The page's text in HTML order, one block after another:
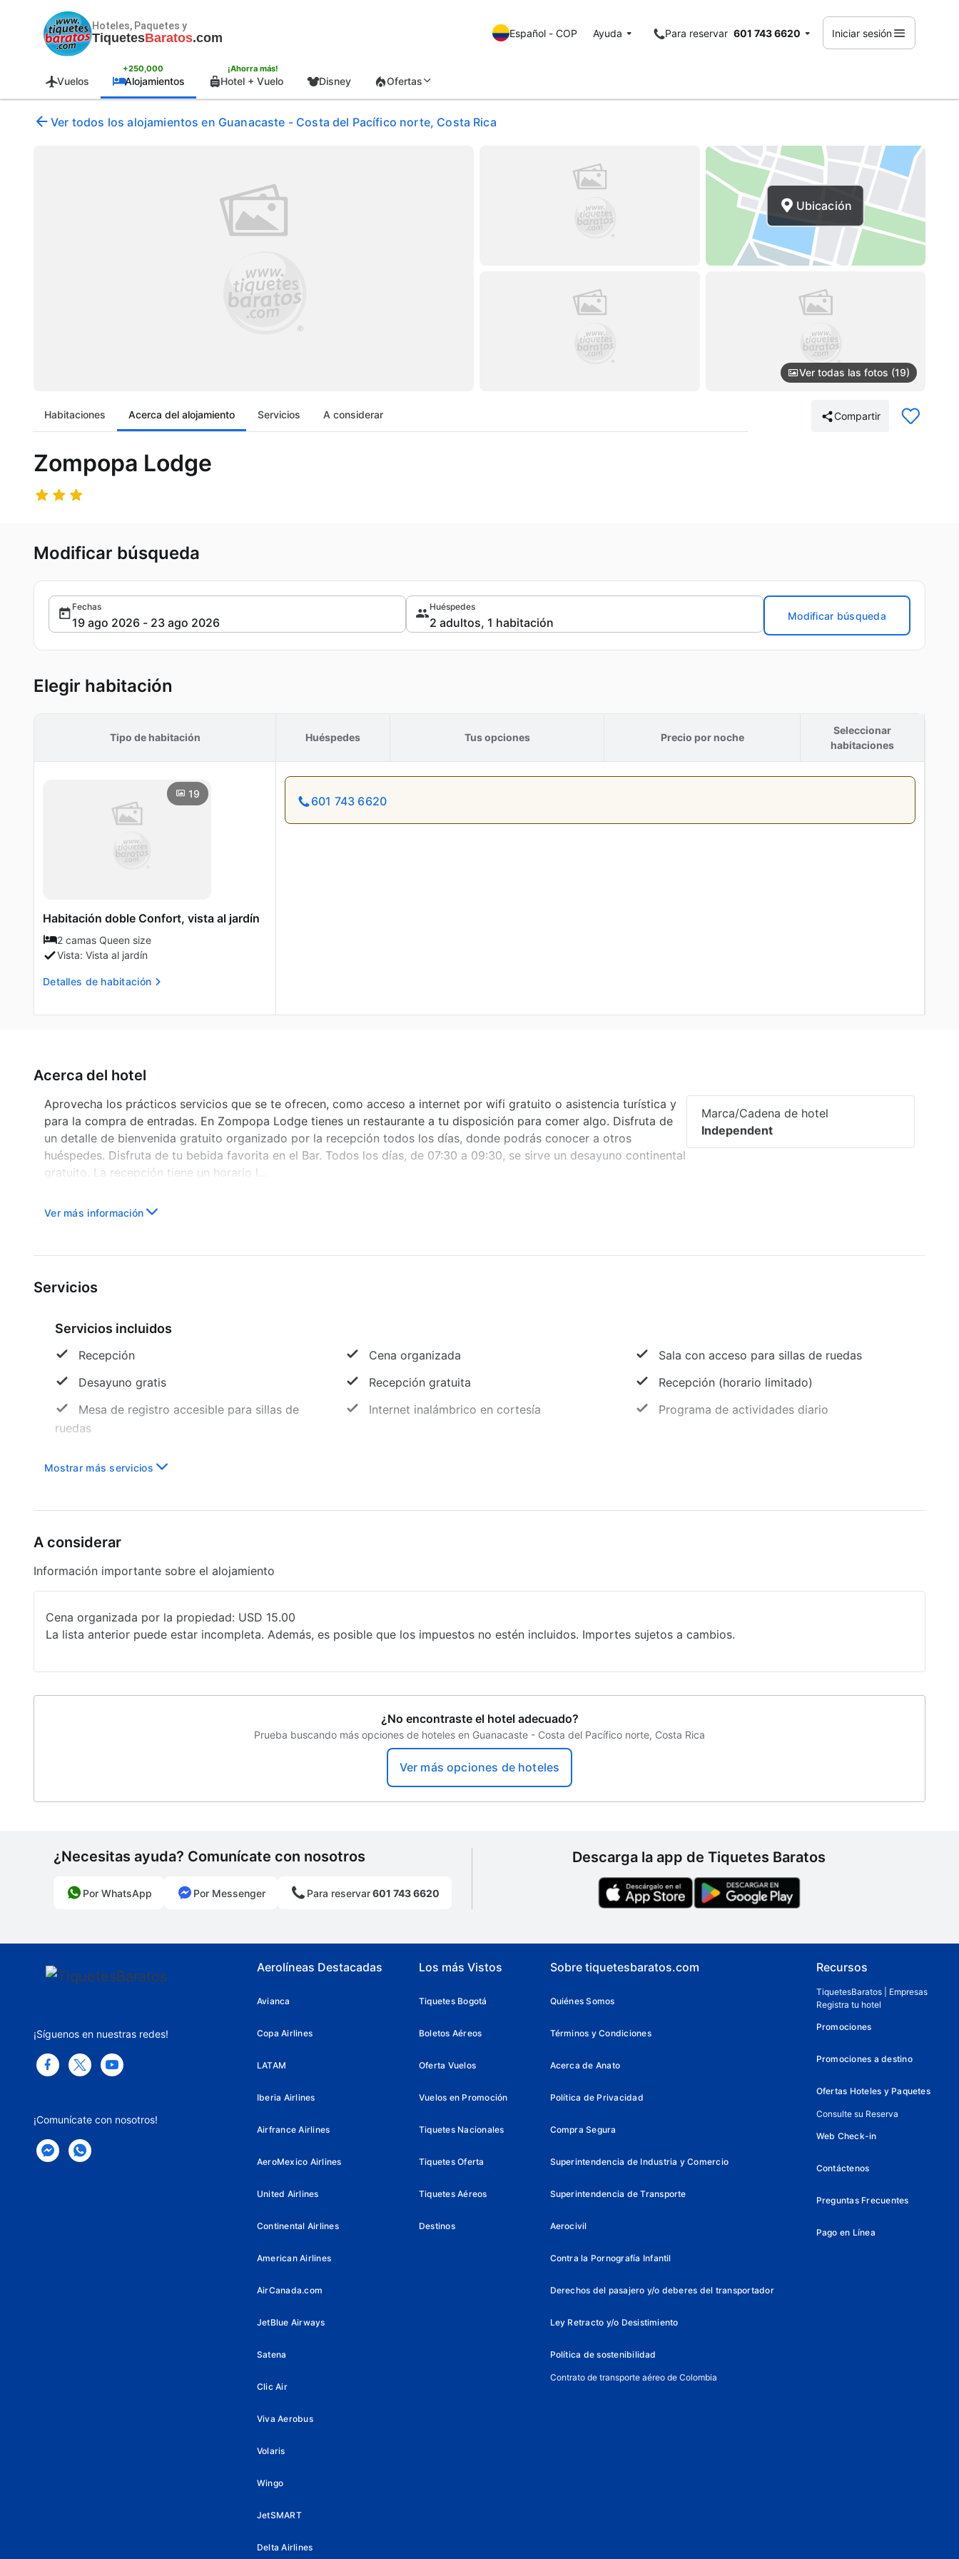
Hoteles, Paquetes y
TiquetesBaratos.com Español - COP Ayuda Para reservar 601 743 6620 Iniciar sesión
Vuelos
+250,000
Alojamientos
¡Ahorra más!
Hotel + Vuelo Disney Ofertas
Ver todos los alojamientos en Guanacaste - Costa del Pacífico norte, Costa Rica
Ver todas las fotos (19)
Ubicación
Habitaciones Acerca del alojamiento Servicios A considerar Compartir
Zompopa Lodge
Modificar búsqueda
Fechas Huéspedes
Modificar búsqueda
Elegir habitación
Tipo de habitación Huéspedes Tus opciones Precio por noche
Seleccionar
habitaciones
19
Habitación doble Confort, vista al jardín
2 camas Queen size
Vista: Vista al jardín
Detalles de habitación
601 743 6620
Acerca del hotel
Marca/Cadena de hotel
Independent
Aprovecha los prácticos servicios que se te ofrecen, como acceso a internet por wifi gratuito o asistencia turística y
para la compra de entradas. En Zompopa Lodge tienes un restaurante a tu disposición para comer algo. Disfruta de
un detalle de bienvenida gratuito organizado por la recepción todos los días, donde podrás conocer a otros
huéspedes. Disfruta de tu bebida favorita en el Bar. Todos los días, de 07:30 a 09:30, se sirve un desayuno continental
gratuito. La recepción tiene un horario l...
Ver más información
Servicios
Servicios incluidos
Recepción Cena organizada
Sala con acceso para sillas de ruedas
Desayuno gratis
Recepción gratuita
Recepción (horario limitado)
Mesa de registro accesible para sillas de
ruedas
Internet inalámbrico en cortesía Programa de actividades diario
Mostrar más servicios
A considerar
Información importante sobre el alojamiento
Cena organizada por la propiedad: USD 15.00
La lista anterior puede estar incompleta. Además, es posible que los impuestos no estén incluidos. Importes sujetos a cambios.
¿No encontraste el hotel adecuado?
Prueba buscando más opciones de hoteles en Guanacaste - Costa del Pacífico norte, Costa Rica
Ver más opciones de hoteles
¿Necesitas ayuda? Comunícate con nosotros
Por WhatsApp Por Messenger Para reservar601 743 6620
Descarga la app de Tiquetes Baratos
¡Síguenos en nuestras redes!
¡Comunícate con nosotros!
Aerolíneas Destacadas
Avianca
Copa Airlines
LATAM
Iberia Airlines
Airfrance Airlines
AeroMexico Airlines
United Airlines
Continental Airlines
American Airlines
AirCanada.com
JetBlue Airways
Satena
Clic Air
Viva Aerobus
Volaris
Wingo
JetSMART
Delta Airlines
Los más Vistos
Tiquetes Bogotá
Boletos Aéreos
Oferta Vuelos
Vuelos en Promoción
Tiquetes Nacionales
Tiquetes Oferta
Tiquetes Aéreos
Destinos
Sobre tiquetesbaratos.com
Quiénes Somos
Términos y Condiciones
Acerca de Anato
Política de Privacidad
Compra Segura
Superintendencia de Industria y Comercio
Superintendencia de Transporte
Aerocivil
Contra la Pornografía Infantil
Derechos del pasajero y/o deberes del transportador
Ley Retracto y/o Desistimiento
Política de sostenibilidad
Contrato de transporte aéreo de Colombia
Recursos
TiquetesBaratos | Empresas
Registra tu hotel
Promociones
Promociones a destino
Ofertas Hoteles y Paquetes
Consulte su Reserva
Web Check-in
Contáctenos
Preguntas Frecuentes
Pago en Línea